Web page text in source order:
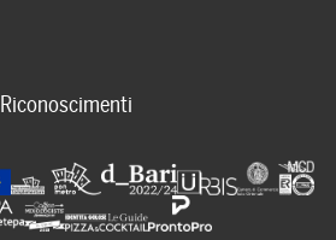
Riconoscimenti